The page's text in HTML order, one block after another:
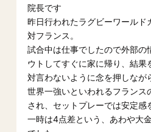
院長です
昨日行われたラグビーワール
対フランス。
試合中は仕事でしたので外部の
ウトしてすぐに家に帰り、結果
対言わないように念を押しなが
世界一強いといわれるフランス
され、セットプレーでは安定感
一時は4点差という、あわや